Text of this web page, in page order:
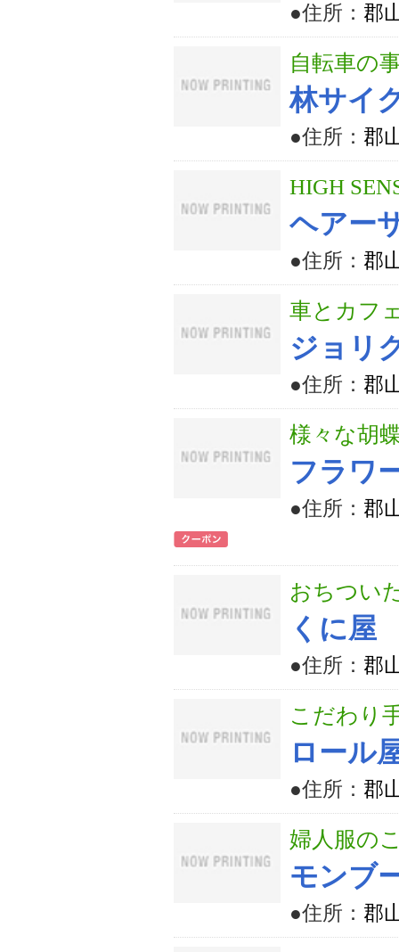
●住所： 郡
自転車の
林サイ
●住所： 郡
HIGH
ヘアー
●住所： 郡
車とカフ
ジョリ
●住所： 郡
様々な胡
フラワ
●住所： 郡
おちつい
くに屋
●住所： 郡
こだわり
ロール
●住所： 郡
婦人服の
モンブ
●住所： 郡